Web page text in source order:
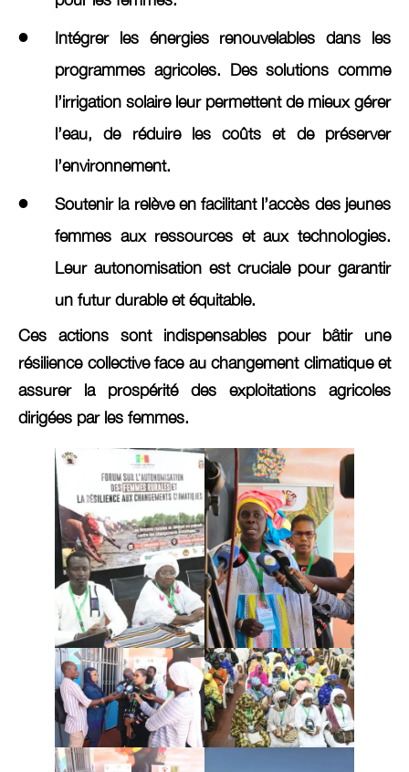
Intégrer les énergies renouvelables dans les
programmes agricoles. Des solutions comme
l’irrigation solaire leur permettent de mieux gérer
l’eau, de réduire les coûts et de préserver
l’environnement.
Soutenir la relève en facilitant l’accès des jeunes
femmes aux ressources et aux technologies.
Leur autonomisation est cruciale pour garantir
un futur durable et équitable.
Ces actions sont indispensables pour bâtir une
résilience collective face au changement climatique et
assurer la prospérité des exploitations agricoles
dirigées par les femmes.